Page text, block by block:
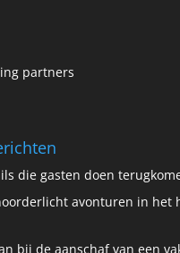
partners
die gasten doen
avonturen in het
bij de aanschaf van een